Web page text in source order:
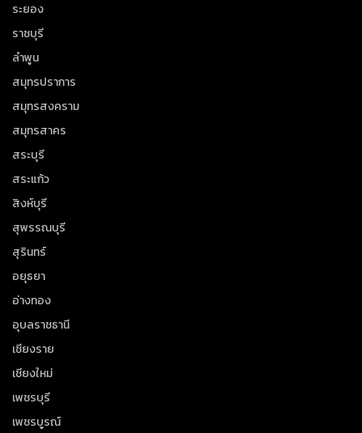
ระยอง
ราชบุรี
ลำพูน
สมุทรปราการ
สมุทรสงคราม
สมุทรสาคร
สระบุรี
สระแก้ว
สิงห์บุรี
สุพรรณบุรี
สุรินทร์
อยุธยา
อ่างทอง
อุบลราชธานี
เชียงราย
เชียงใหม่
เพชรบุรี
เพชรบูรณ์